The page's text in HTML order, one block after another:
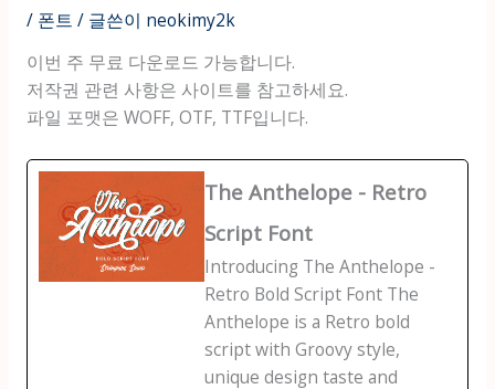
/ 폰트 / 글쓴이 neokimy2k
이번 주 무료 다운로드 가능합니다.
저작권 관련 사항은 사이트를 참고하세요.
파일 포맷은 WOFF, OTF, TTF입니다.
The Anthelope - Retro
Script Font
Introducing The Anthelope -
Retro Bold Script Font The
Anthelope is a Retro bold
script with Groovy style,
unique design taste and